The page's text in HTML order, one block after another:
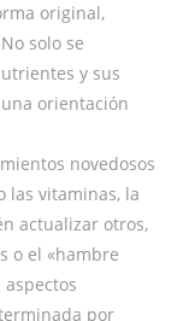
original,
solo se
y sus
orientación
novedosos
las vitaminas, la
actualizar otros,
o el «hambre
por